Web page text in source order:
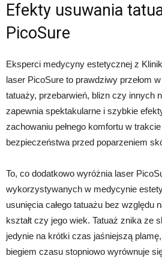
Efekty usuwania
PicoSure
Eksperci medycyny estetycznej z
laser PicoSure to prawdziwy przełom
tatuaży, przebarwień, blizn czy innych
zapewnia spektakularne i szybkie
zachowaniu pełnego komfortu w
bezpieczeństwa przed poparzeniem
To, co dodatkowo wyróżnia laser
wykorzystywanych w medycynie
usunięcia całego tatuażu bez względu
kształt czy jego wiek. Tatuaż znika ze
jedynie na krótki czas jaśniejszą
biegiem czasu stopniowo wyrównuje